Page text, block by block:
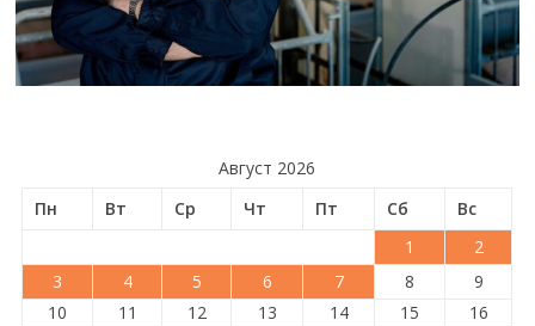
Август 2026
Пн
Вт Ср Чт Пт Сб
Вс
1
2
3
4 5 6 7 8
9
10
11 12 13 14 15
16